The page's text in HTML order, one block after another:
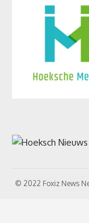
© 2022 Foxiz News